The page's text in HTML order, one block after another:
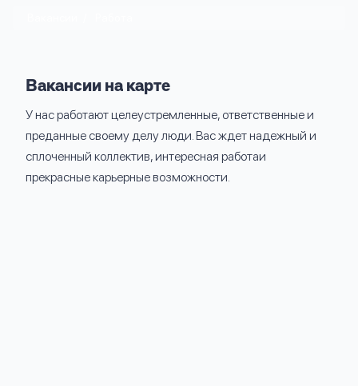
Вакансии на карте
У нас работают целеустремленные, ответственные и
преданные своему делу люди.Вас ждет надежный и
сплоченный коллектив, интересная работаи
прекрасные карьерные возможности.
Оформить заявку
Ответы
на